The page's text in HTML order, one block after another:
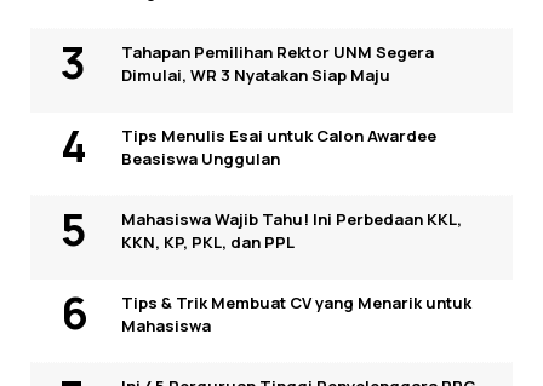
Tahapan Pemilihan Rektor UNM Segera
Dimulai, WR 3 Nyatakan Siap Maju
Tips Menulis Esai untuk Calon Awardee
Beasiswa Unggulan
Mahasiswa Wajib Tahu! Ini Perbedaan KKL,
KKN, KP, PKL, dan PPL
Tips & Trik Membuat CV yang Menarik untuk
Mahasiswa